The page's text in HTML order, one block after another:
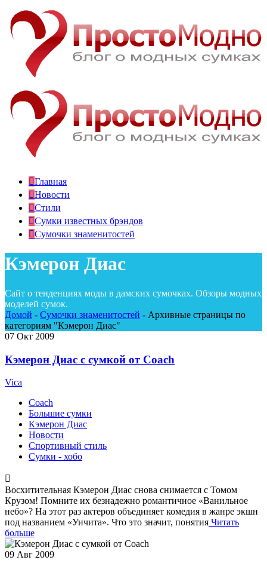
Главная
Новости
Стили
Сумки известных брэндов
Сумочки знаменитостей
Кэмерон Диас
Сайт о тенденциях моды в дамских сумочках. Обзоры модных
моделей сумок.
Домой - Сумочки знаменитостей - Архивные страницы по
категориям "Кэмерон Диас"
07 Окт 2009
Кэмерон Диас с сумкой от Coach
Vica
Coach
Большие сумки
Кэмерон Диас
Новости
Спортивный стиль
Сумки - хобо
Восхитительная Кэмерон Диас снова снимается с Томом
Крузом! Помните их безнадежно романтичное «Ванильное
небо»? На этот раз актеров объединяет комедия в жанре экшн
под названием «Уичита». Что это значит, понятия Читать
больше
09 Авг 2009